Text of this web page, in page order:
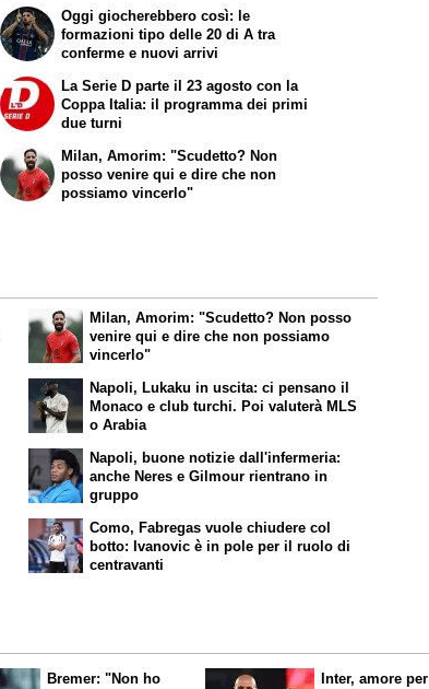
Oggi giocherebbero così: le
formazioni tipo delle 20 di A tra
conferme e nuovi arrivi
La Serie D parte il 23 agosto con la
Coppa Italia: il programma dei primi
due turni
Milan, Amorim: "Scudetto? Non
posso venire qui e dire che non
possiamo vincerlo"
Milan, Amorim: "Scudetto? Non posso
venire qui e dire che non possiamo
vincerlo"
Napoli, Lukaku in uscita: ci pensano il
Monaco e club turchi. Poi valuterà MLS
o Arabia
Napoli, buone notizie dall'infermeria:
anche Neres e Gilmour rientrano in
gruppo
Como, Fabregas vuole chiudere col
botto: Ivanovic è in pole per il ruolo di
centravanti
Bremer: "Non ho
Inter, amore per